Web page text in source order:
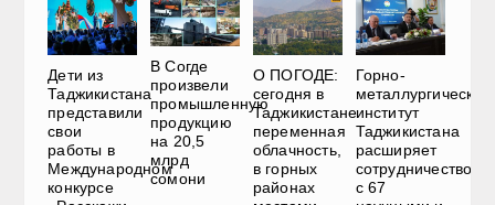
Дети из
Таджикистана
представили
свои
работы в
Международном
конкурсе
В Согде
произвели
промышленную
продукцию
на 20,5
млрд
сомони
О ПОГОДЕ:
сегодня в
Таджикистане
переменная
облачность,
в горных
районах
Горно-
металлургический
институт
Таджикистана
расширяет
сотрудничество
с 67